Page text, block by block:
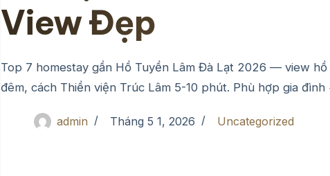
View Đẹp
Top 7 homestay gần Hồ Tuyền Lâm Đà Lạt 2026 — view
đêm, cách Thiền viện Trúc Lâm 5-10 phút. Phù hợp gia đình
admin Tháng 5 1, 2026 Uncategorized